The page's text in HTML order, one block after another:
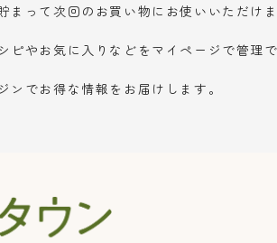
まって次回のお買い物にお使いいただけま
ピやお気に入りなどをマイページで管理
ンでお得な情報をお届けします。